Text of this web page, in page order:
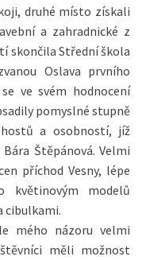
druhé místo získali
a zahradnické z
skončila Střední škola
Oslava prvního
ve svém hodnocení
pomyslné stupně
a osobností, jíž
Štěpánová. Velmi
příchod Vesny, lépe
květinovým modelů
cibulkami.
mého názoru velmi
měli možnost